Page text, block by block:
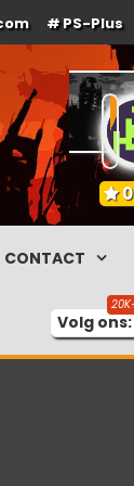
PS-Plus
0
CONTACT
Volg ons: